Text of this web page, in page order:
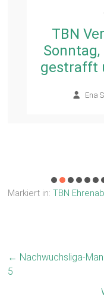
TBN
gestrafft
Ena
Markiert in:TBN
← Nachwuchsliga-
5